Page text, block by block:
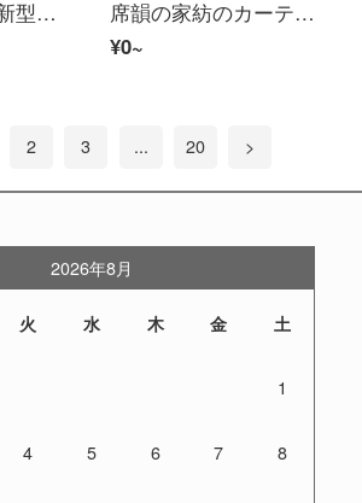
席韻家紡2020年新型北欧カーテン生地現代リビングルームホテルの遮光カーテンをカスタマイズできます。黄色と青の流星群を組み合わせてオーダーメードして、幅1 m*高さ2.7 mの単価を高めます。
席韻の家紡のカーテンピンクのシェニールの客間の寝室のレリーフのカーテンは完成品を注文してピンクの気持ち-粉の布を注文して作らせます。幅1メートル*高さ2.7メートルの単価(ナノリング)は高くなります。
¥0~
2 3 ... 20 >
2026年8月
火 水 木 金 土
1
4 5 6 7 8